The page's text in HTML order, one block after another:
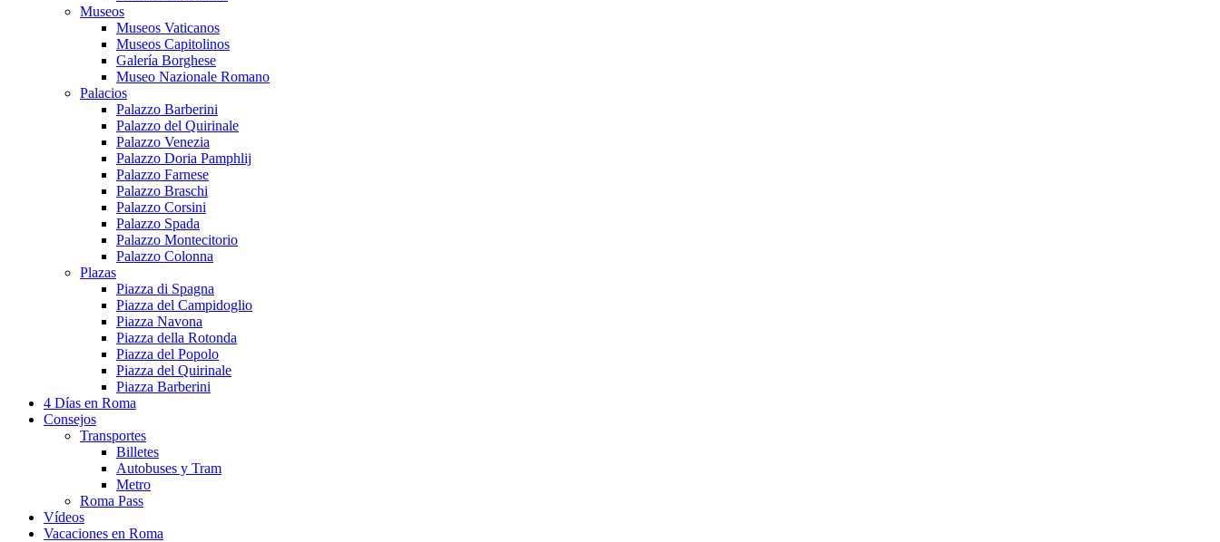
Museos
Museos Vaticanos
Museos Capitolinos
Galería Borghese
Museo Nazionale Romano
Palacios
Palazzo Barberini
Palazzo del Quirinale
Palazzo Venezia
Palazzo Doria Pamphlij
Palazzo Farnese
Palazzo Braschi
Palazzo Corsini
Palazzo Spada
Palazzo Montecitorio
Palazzo Colonna
Plazas
Piazza di Spagna
Piazza del Campidoglio
Piazza Navona
Piazza della Rotonda
Piazza del Popolo
Piazza del Quirinale
Piazza Barberini
4 Días en Roma
Consejos
Transportes
Billetes
Autobuses y Tram
Metro
Roma Pass
Vídeos
Vacaciones en Roma